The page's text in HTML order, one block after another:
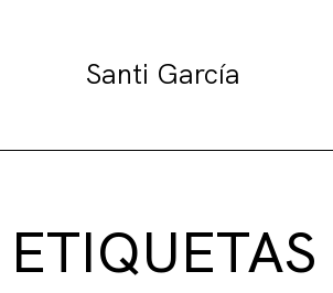
Santi García
ETIQUETAS